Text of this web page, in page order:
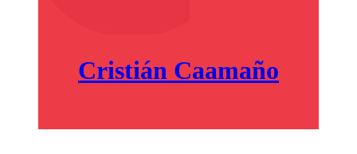
Cristián Caamaño